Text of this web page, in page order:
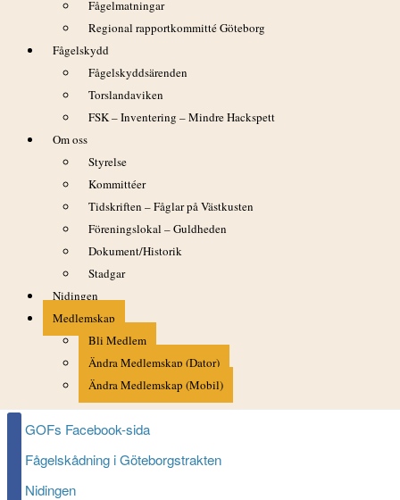
Fågelmatningar
Regional rapportkommitté Göteborg
Fågelskydd
Fågelskyddsärenden
Torslandaviken
FSK – Inventering – Mindre Hackspett
Om oss
Styrelse
Kommittéer
Tidskriften – Fåglar på Västkusten
Föreningslokal – Guldheden
Dokument/Historik
Stadgar
Nidingen
Medlemskap
Bli Medlem
Ändra Medlemskap (Dator)
Ändra Medlemskap (Mobil)
Postadress : Box 166, 421 22 V Frölunda
Kommitéer
Frågor om fåglar
Posta din fråga i någon facebook-grupp, t ex
Fåglar inpå knuten
GOFs Facebook-sida
Fågelskådning i Göteborgstrakten
Nidingen